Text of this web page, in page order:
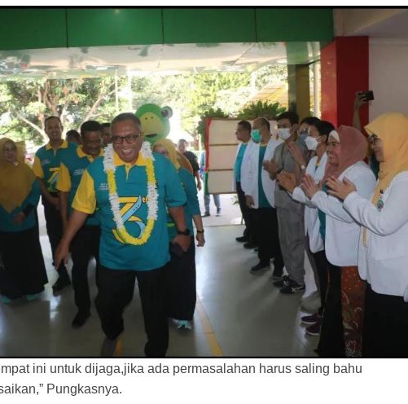
ini untuk dijaga,jika ada permasalahan harus saling bahu
Pungkasnya.